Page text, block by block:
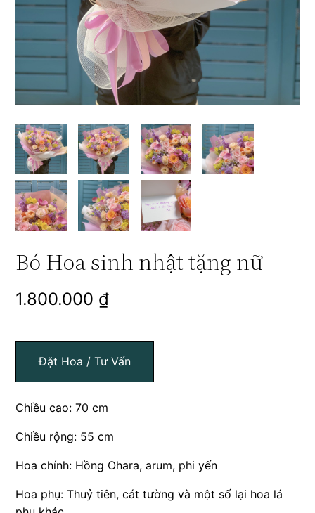
Bó Hoa sinh nhật tặng nữ
1.800.000 ₫
Đặt Hoa / Tư Vấn
Chiều cao: 70 cm
Chiều rộng: 55 cm
Hoa chính: Hồng Ohara, arum, phi yến
Hoa phụ: Thuỷ tiên, cát tường và một số lại hoa lá